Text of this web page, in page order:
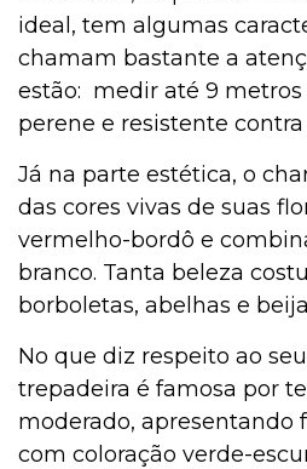
ideal, tem algumas
chamam bastante a
estão: medir até 9 metros
perene e resistente
Já na parte estética, o
das cores vivas de suas
vermelho-bordô e
branco. Tanta beleza
borboletas, abelhas e
No que diz respeito ao
trepadeira é famosa por
moderado, apresentando
com coloração verde-